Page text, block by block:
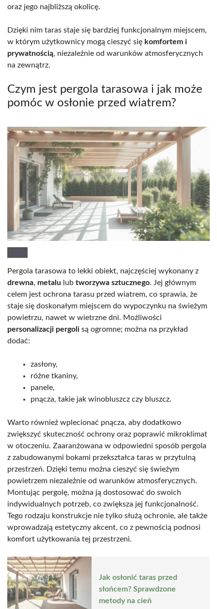
oraz jego najbliższą okolicę.
Dzięki nim taras staje się bardziej funkcjonalnym miejscem,
w którym użytkownicy mogą cieszyć się komfortem i
prywatnością, niezależnie od warunków atmosferycznych
na zewnątrz.
Czym jest pergola tarasowa i jak może
pomóc w osłonie przed wiatrem?
Pergola tarasowa to lekki obiekt, najczęściej wykonany z
drewna, metalu lub tworzywa sztucznego. Jej głównym
celem jest ochrona tarasu przed wiatrem, co sprawia, że
staje się doskonałym miejscem do wypoczynku na świeżym
powietrzu, nawet w wietrzne dni. Możliwości
personalizacji pergoli są ogromne; można na przykład
dodać:
zasłony,
różne tkaniny,
panele,
pnącza, takie jak winobluszcz czy bluszcz.
Warto również wplecionać pnącza, aby dodatkowo
zwiększyć skuteczność ochrony oraz poprawić mikroklimat
w otoczeniu. Zaaranżowana w odpowiedni sposób pergola
z zabudowanymi bokami przekształca taras w przytulną
przestrzeń. Dzięki temu można cieszyć się świeżym
powietrzem niezależnie od warunków atmosferycznych.
Montując pergolę, można ją dostosować do swoich
indywidualnych potrzeb, co zwiększa jej funkcjonalność.
Tego rodzaju konstrukcje nie tylko służą ochronie, ale także
wprowadzają estetyczny akcent, co z pewnością podnosi
komfort użytkowania tej przestrzeni.
Jak osłonić taras przed
słońcem? Sprawdzone
metody na cień